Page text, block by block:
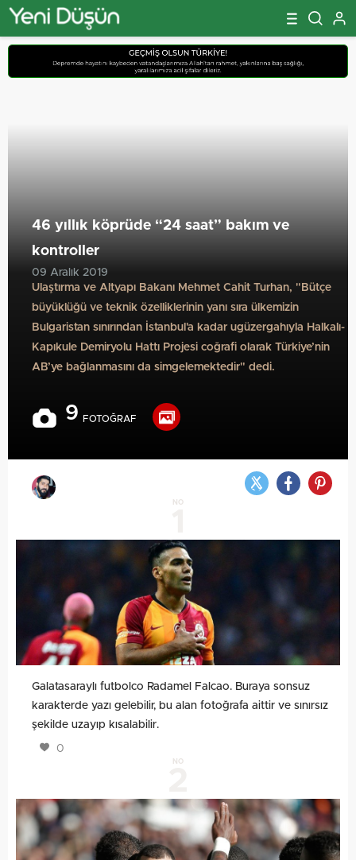
46 yıllık köprüde “24 saat” bakım ve
kontroller
09 Aralık 2019
Ulaştırma ve Altyapı Bakanı Mehmet Cahit Turhan, "Bütçe
büyüklüğü ve teknik özelliklerinin yanı sıra ülkemizin
Bulgaristan sınırından İstanbul'a kadar ugüzergahıyla Halkalı-
Kapıkule Demiryolu Hattı Projesi coğrafi olarak Türkiye’nin
AB’ye bağlanmasını da simgelemektedir" dedi.
9 FOTOĞRAF
NO
Galatasaraylı futbolco Radamel Falcao. Buraya sonsuz
karakterde yazı gelebilir, bu alan fotoğrafa aittir ve sınırsız
şekilde uzayıp kısalabilir.
0
NO